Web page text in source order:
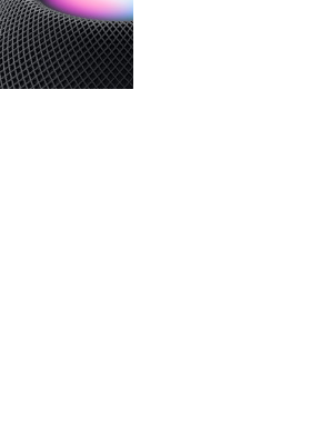
图库 图像 5